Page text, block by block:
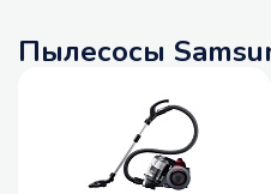
Пылесосы